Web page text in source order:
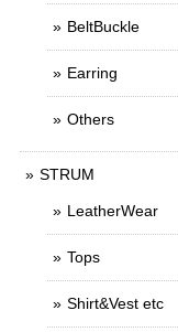
BeltBuckle
Earring
Others
STRUM
LeatherWear
Tops
Shirt&Vest etc